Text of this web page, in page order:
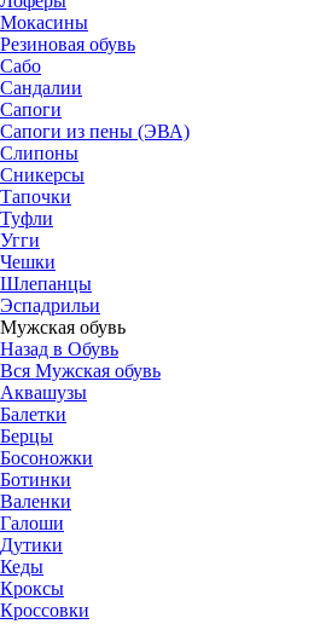
Мокасины
Резиновая обувь
Сабо
Сандалии
Сапоги
Сапоги из пены (ЭВА)
Слипоны
Сникерсы
Тапочки
Туфли
Угги
Чешки
Шлепанцы
Эспадрильи
Мужская обувь
Назад в Обувь
Вся Мужская обувь
Аквашузы
Балетки
Берцы
Босоножки
Ботинки
Валенки
Галоши
Дутики
Кеды
Кроксы
Кроссовки